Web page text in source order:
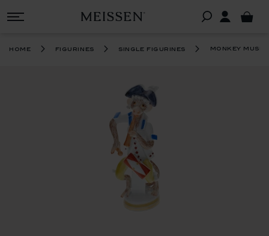
home figurines single figurines monkey